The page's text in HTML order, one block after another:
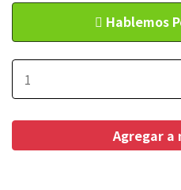
Hablemos
Agregar a